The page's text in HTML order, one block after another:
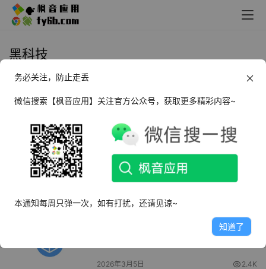
黑科技
2026年3月18日
Android 野草助手_v4.4.2
Android 针孔摄像头扫描探测器
2026年3月5日 2.4K
务必关注，防止走丢
微信搜索【枫音应用】关注官方公众号，获取更多精彩内容~
本通知每周只弹一次，如有打扰，还请见谅~
知道了